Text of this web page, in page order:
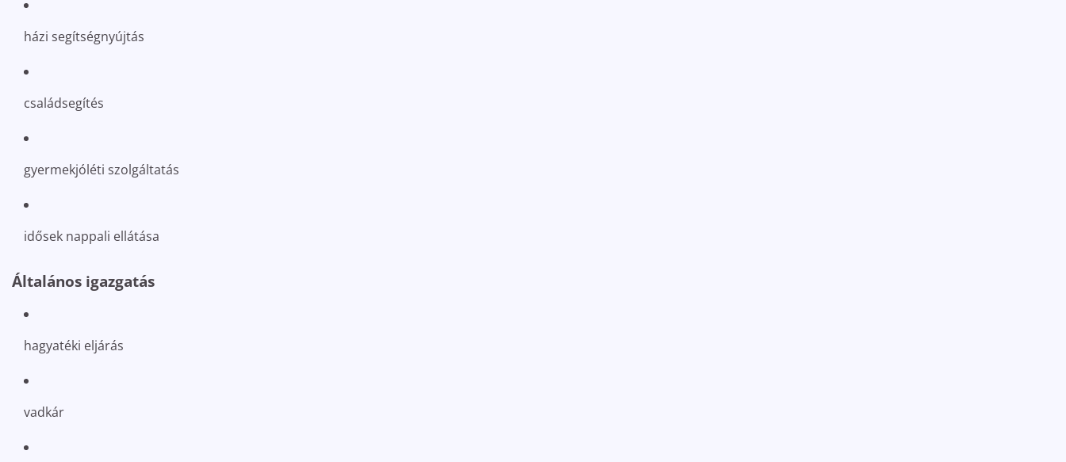
házi segítségnyújtás
családsegítés
gyermekjóléti szolgáltatás
idősek nappali ellátása
Általános igazgatás
hagyatéki eljárás
vadkár